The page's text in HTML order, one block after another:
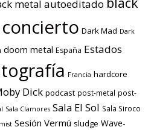
metal autoeditado
concierto Dark Mad Dark
doom metal España Estados
Francia hardcore
Dick podcast post-metal post-
Sala Clamores Sala El Sol Sala Siroco
Sesión Vermú sludge Wave-